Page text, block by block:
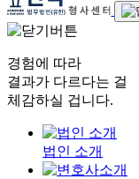
경험에 따라
결과가 다르다는 걸
체감하실 겁니다.
법인 소개